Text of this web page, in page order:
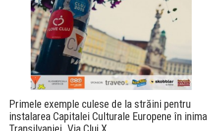
Primele exemple culese de la străini pentru
instalarea Capitalei Culturale Europene în inima